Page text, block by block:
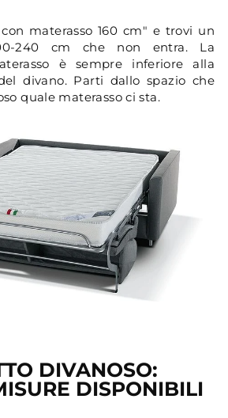
materasso 160 cm" e trovi un
240 cm che non entra. La
è sempre inferiore alla
divano. Parti dallo spazio che
quale materasso ci sta.
DIVANOSO:
DISPONIBILI